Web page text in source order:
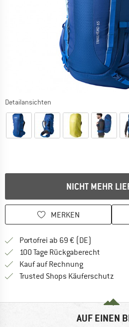
Detailansichten
NICHT MEHR
MERKEN
Portofrei ab 69 € (DE)
100 Tage Rückgaberecht
Kauf auf RechnungFinde die
Trusted Shops Käuferschutz
AUF EINEN